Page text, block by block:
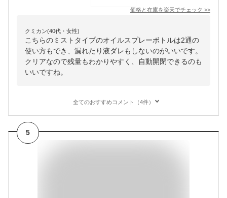
価格と在庫を楽天でチェック >>
クミカン(40代・女性)
こちらのミストタイプのオイルスプレーボトルは2通の
使い方もでき、漏れたり液ダレもしないのがいいです。
クリアなので残量もわかりやすく、自動開閉できるのも
いいですね。
全てのおすすめコメント（4件）
5